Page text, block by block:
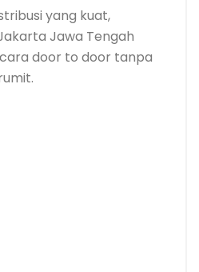
yang kuat,
Jawa Tengah
door to door tanpa